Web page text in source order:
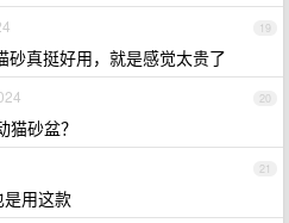
19
砂真挺好用，就是感觉太贵了
20
猫砂盆？
21
用这款